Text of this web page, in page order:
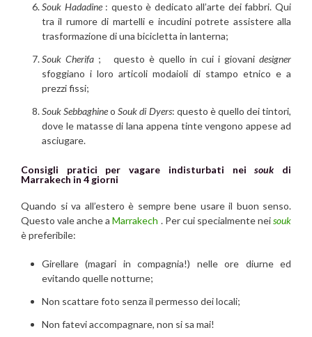
Souk Hadadine: questo è dedicato all’arte dei fabbri. Qui
tra il rumore di martelli e incudini potrete assistere alla
trasformazione di una bicicletta in lanterna;
Souk Cherifa ; questo è quello in cui i giovani designer
sfoggiano i loro articoli modaioli di stampo etnico e a
prezzi fissi;
Souk SebbaghineoSouk di Dyers: questo è quello dei tintori,
dove le matasse di lana appena tinte vengono appese ad
asciugare.
Consigli pratici per vagare indisturbati neisouk di
Marrakech in 4 giorni
Quando si va all’estero è sempre bene usare il buon senso.
Questo vale anche aMarrakech . Per cui specialmente neisouk
è preferibile:
Girellare (magari in compagnia!) nelle ore diurne ed
evitando quelle notturne;
Non scattare foto senza il permesso dei locali;
Non fatevi accompagnare, non si sa mai!